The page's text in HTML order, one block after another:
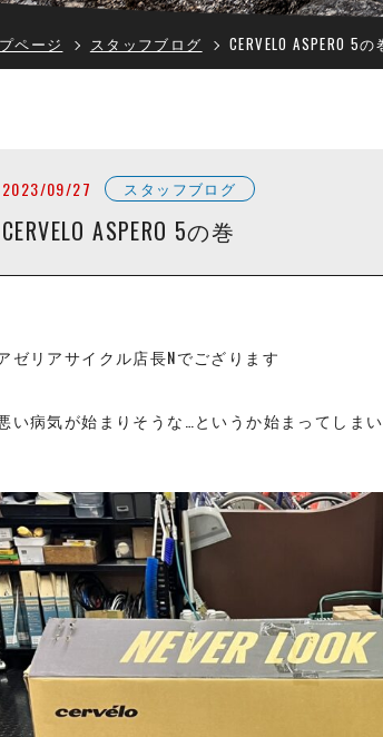
ページ スタッフブログ CERVELO ASPERO 5の
2023/09/27 スタッフブログ
CERVELO ASPERO 5の巻
ゼリアサイクル店長Nでござります
い病気が始まりそうな…というか始まってしま